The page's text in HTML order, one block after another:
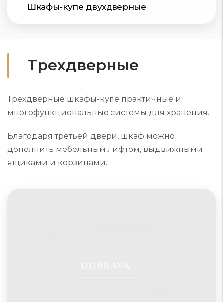
Шкафы-купе двухдверные
Трехдверные
Трехдверные шкафы-купе практичные и
многофункциональные системы для хранения.
Благодаря третьей двери, шкаф можно
дополнить мебельным лифтом, выдвижными
ящиками и корзинами.